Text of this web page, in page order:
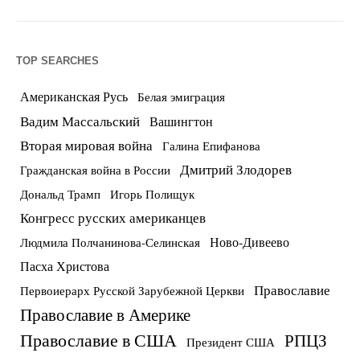
TOP SEARCHES
Американская Русь Белая эмиграция
Вадим Массальский Вашингтон
Вторая мировая война Галина Епифанова
Гражданская война в России Дмитрий Злодорев
Дональд Трамп Игорь Полищук
Конгресс русских американцев
Людмила Полчанинова-Селинская Ново-Дивеево
Пасха Христова
Первоиерарх Русской Зарубежной Церкви Православие
Православие в Америке
Православие в США Президент США РПЦЗ